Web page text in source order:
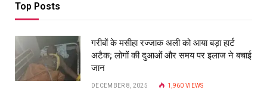
Top Posts
गरीबों के मसीहा रज्‍जाक अली को आया बड़ा हार्ट
अटैक; लोगों की दुआओं और समय पर इलाज ने बचाई
जान
DECEMBER 8, 2025 1,960 VIEWS